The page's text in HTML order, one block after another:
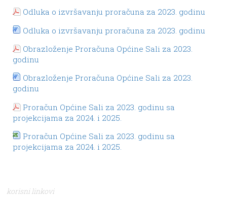
Odluka o izvršavanju proračuna za 2023. godinu
Odluka o izvršavanju proračuna za 2023. godinu
Obrazloženje Proračuna Općine Sali za 2023.
godinu
Obrazloženje Proračuna Općine Sali za 2023.
godinu
Proračun Općine Sali za 2023. godinu sa
projekcijama za 2024. i 2025.
Proračun Općine Sali za 2023. godinu sa
projekcijama za 2024. i 2025.
korisni linkovi